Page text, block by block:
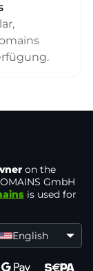
on the
GmbH
is used for
English